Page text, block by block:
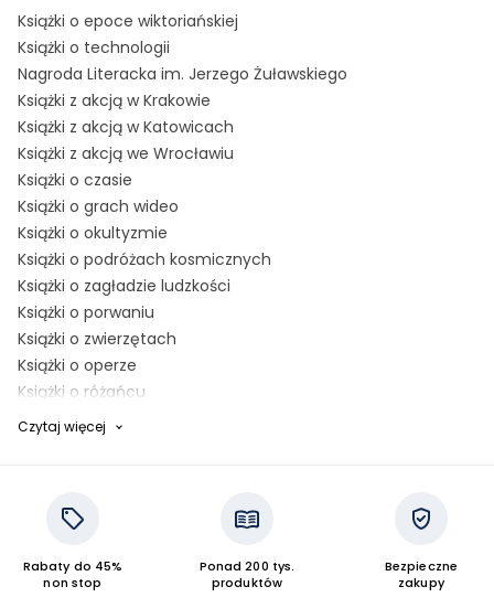
Książki o epoce wiktoriańskiej
Książki o technologii
Nagroda Literacka im. Jerzego Żuławskiego
Książki z akcją w Krakowie
Książki z akcją w Katowicach
Książki z akcją we Wrocławiu
Książki o czasie
Książki o grach wideo
Książki o okultyzmie
Książki o podróżach kosmicznych
Książki o zagładzie ludzkości
Książki o porwaniu
Książki o zwierzętach
Książki o operze
Książki o różańcu
Książki o zmiennokształtnych
Książki o ekologii
Bestsellery 2025 - Fantastyka
Czytaj więcej
Rabaty do 45%
non stop
Ponad 200 tys.
produktów
Bezpieczne
zakupy